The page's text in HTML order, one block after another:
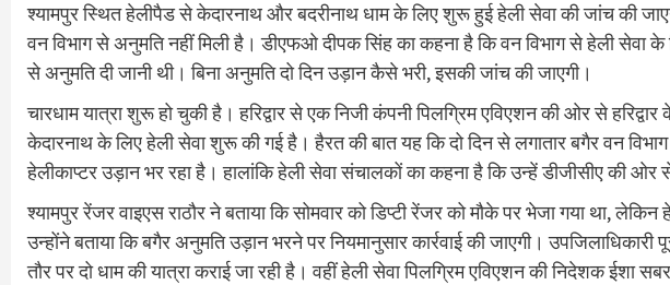
श्यामपुर स्थित हेलीपैड से केदारनाथ और बदरीनाथ धाम के लिए शुरू हुई हेली सेवा की जांच की
वन विभाग से अनुमति नहीं मिली है। डीएफओ दीपक सिंह का कहना है कि वन विभाग से हेली सेवा के
से अनुमति दी जानी थी। बिना अनुमति दो दिन उड़ान कैसे भरी, इसकी जांच की जाएगी।
चारधाम यात्रा शुरू हो चुकी है। हरिद्वार से एक निजी कंपनी पिलग्रिम एविएशन की ओर से
केदारनाथ के लिए हेली सेवा शुरू की गई है। हैरत की बात यह कि दो दिन से लगातार बगैर वन
हेलीकाप्टर उड़ान भर रहा है। हालांकि हेली सेवा संचालकों का कहना है कि उन्हें डीजीसीए की ओर
श्यामपुर रेंजर वाइएस राठौर ने बताया कि सोमवार को डिप्टी रेंजर को मौके पर भेजा गया था,
उन्होंने बताया कि बगैर अनुमति उड़ान भरने पर नियमानुसार कार्रवाई की जाएगी।
तौर पर दो धाम की यात्रा कराई जा रही है। वहीं हेली सेवा पिलग्रिम एविएशन की निदेशक ईशा